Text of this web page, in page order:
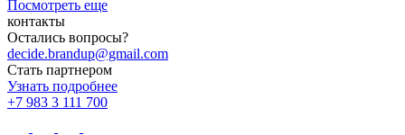
Посмотреть еще
контакты
Остались вопросы?
decide.brandup@gmail.com
Стать партнером
Узнать подробнее
+7 983 3 111 700